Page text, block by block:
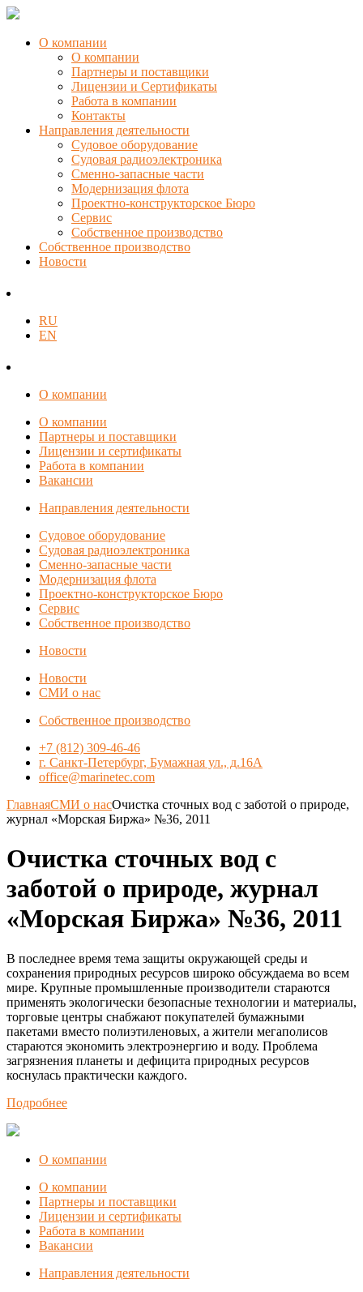
О компании
О компании
Партнеры и поставщики
Лицензии и Сертификаты
Работа в компании
Контакты
Направления деятельности
Судовое оборудование
Судовая радиоэлектроника
Сменно-запасные части
Модернизация флота
Проектно-конструкторское Бюро
Сервис
Собственное производство
Собственное производство
Новости
RU
EN
О компании
О компании
Партнеры и поставщики
Лицензии и сертификаты
Работа в компании
Вакансии
Направления деятельности
Судовое оборудование
Судовая радиоэлектроника
Сменно-запасные части
Модернизация флота
Проектно-конструкторское Бюро
Сервис
Собственное производство
Новости
Новости
СМИ о нас
Собственное производство
+7 (812) 309-46-46
г. Санкт-Петербург, Бумажная ул., д.16А
office@marinetec.com
ГлавнаяСМИ о насОчистка сточных вод с заботой о природе,
журнал «Морская Биржа» №36, 2011
Очистка сточных вод с
заботой о природе, журнал
«Морская Биржа» №36, 2011
В последнее время тема защиты окружающей среды и
сохранения природных ресурсов широко обсуждаема во всем
мире. Крупные промышленные производители стараются
применять экологически безопасные технологии и материалы,
торговые центры снабжают покупателей бумажными
пакетами вместо полиэтиленовых, а жители мегаполисов
стараются экономить электроэнергию и воду. Проблема
загрязнения планеты и дефицита природных ресурсов
коснулась практически каждого.
Подробнее
О компании
О компании
Партнеры и поставщики
Лицензии и сертификаты
Работа в компании
Вакансии
Направления деятельности